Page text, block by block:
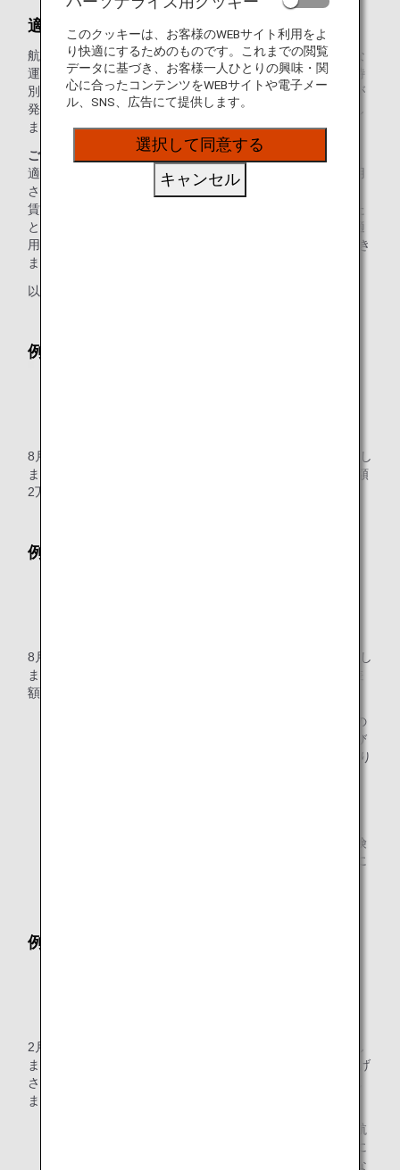
適用運賃
航空券の旅行開始日に適用される、航空券の発行日に有効な
運賃となります。したがって、航空券発行後に運賃や燃油特
別付加運賃、航空保険料等料金の改定にて値上げ・値下げが
発生した場合でも、差額の請求または払い戻しは発生いたし
ません。
ご注意
適用運賃は予約日にかかわらずご購入時に有効な運賃が適用
されます。予約後、購入までの間に運賃や燃油特別付加運
賃、航空保険料金の改定で総額の変更が発生した場合は、た
とえ発券期限内であっても、ご購入時点で有効な運賃額が適
用となります（「Keep My Fare」サービス適用の場合を除き
ます）。
以下の例をご参照ください。
例1
8月10日に、お客様は1月10日出発の航空券を10万円で購入し
ました。10月3日に、運賃が8万円に値下げされました。差額
2万円の払い戻しは行われません。
例2
8月10日に、お客様は1月10日出発の航空券を10万円で購入し
ました。10月3日に、運賃が12万円に値上げされました。差
額2万円につき追加の請求は行われません。
予約変更可能な運賃をご購入後、全券片未使用航空券の
変更をお申し出になられた場合、適用される運賃および
料金*は、航空券の変更時に有効な運賃および料金となり
航空券の変更時に、運賃や燃油特別付加運賃、航空保険
料等料金の改定にて値上げ・値下げが発生している時に
例3
2月15日に、お客様は4月1日出発の航空券を10万円で購入し
ました。3月10日に、4月1日以降出発の運賃が8万円へ値下げ
されました。3月25日に、お客様は出発日を4月3日に変更し
ました。この場合、差額2万円が払い戻しされます。
なお、予約変更可能な運賃をご購入後、一部使用済み航
空券の変更をお申し出になられた場合、変更後の旅程に
適用される運賃および料金は、航空券の発券時に有効な
このクッキーは、お客様のWEBサイト利用をよ
り快適にするためのものです。これまでの閲覧
データに基づき、お客様一人ひとりの興味・関
心に合ったコンテンツをWEBサイトや電子メー
ル、SNS、広告にて提供します。
選択して同意する
キャンセル